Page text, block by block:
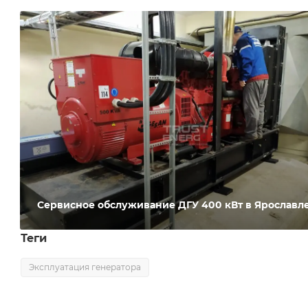
Сервисное обслуживание ДГУ 400 кВт в
Теги
Эксплуатация генератора